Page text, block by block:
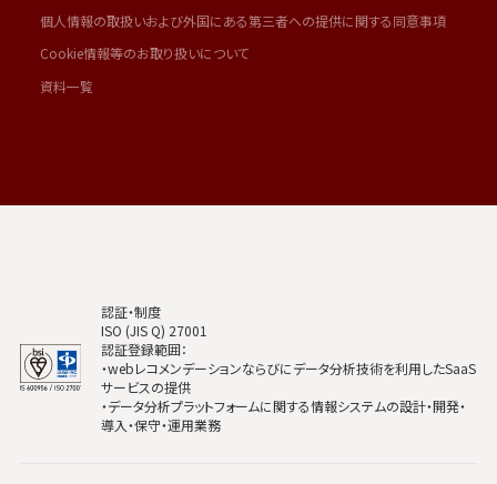
個人情報の取扱いおよび外国にある第三者への提供に関する同意事項
Cookie情報等のお取り扱いについて
資料一覧
認証・制度
ISO (JIS Q) 27001
認証登録範囲：
・webレコメンデーションならびにデータ分析技術を利用したSaaS
サービスの提供
・データ分析プラットフォームに関する情報システムの設計・開発・
導入・保守・運用業務